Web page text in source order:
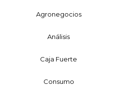
Agronegocios
Análisis
Caja Fuerte
Consumo